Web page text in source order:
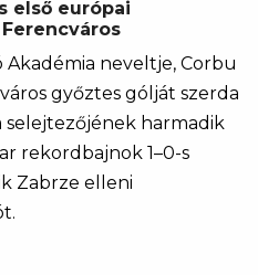
első európai
neveltje, Corbu
győztes gólját szerda
selejtezőjének harmadik
rekordbajnok 1–0-s
Zabrze elleni